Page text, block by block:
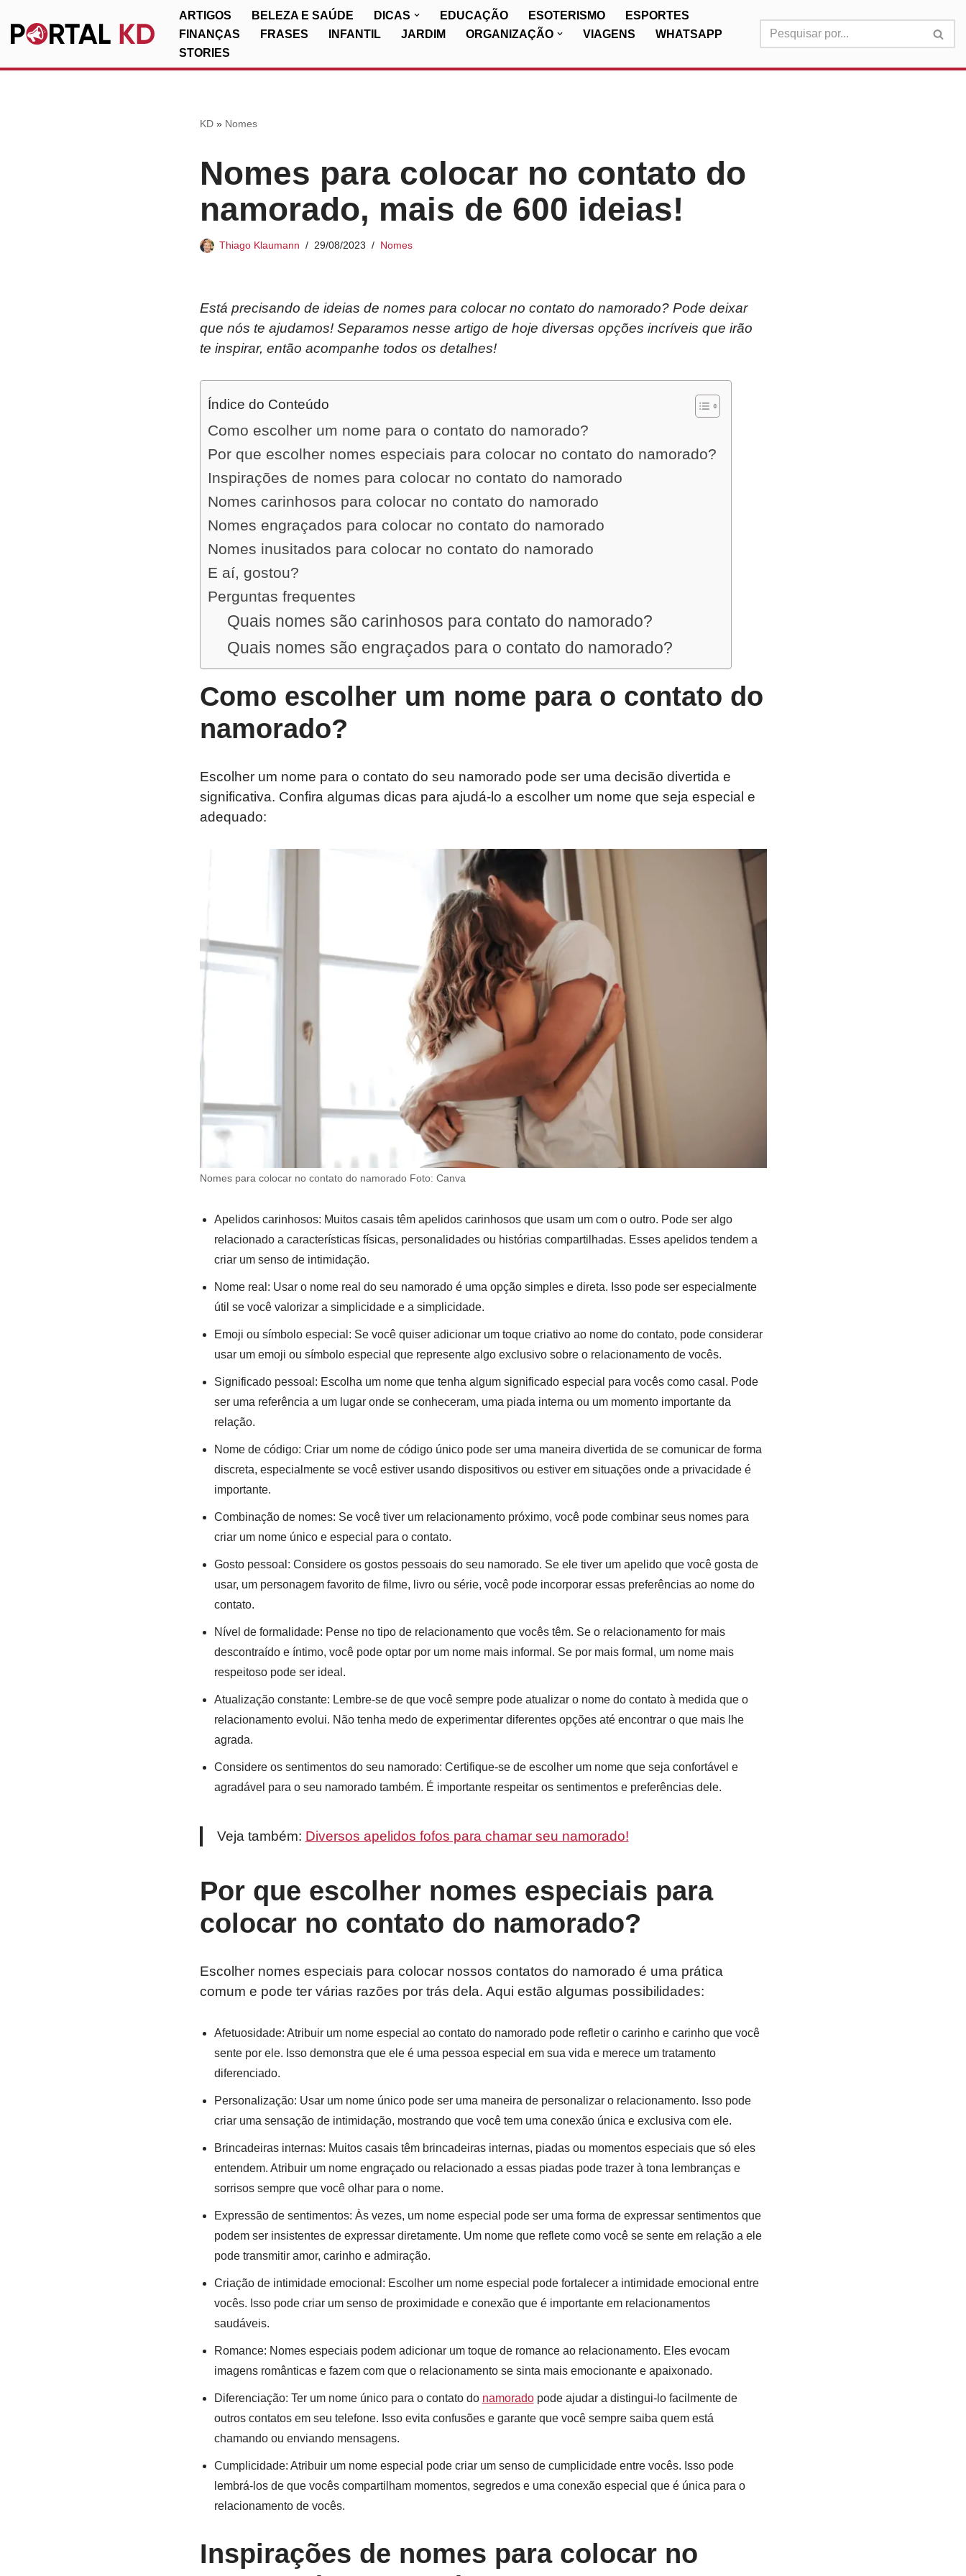
Pular
ARTIGOS BELEZA E SAÚDE DICAS EDUCAÇÃO ESOTERISMO
ESPORTES
FINANÇAS
FRASES INFANTIL JARDIM ORGANIZAÇÃO VIAGENS
WHATSAPP
STORIES
KD» Nomes
Nomes para colocar no contato do
namorado, mais de 600 ideias!
Thiago Klaumann 29/08/2023 Nomes
Está precisando de ideias de nomes para colocar no contato do namorado? Pode deixar
que nós te ajudamos! Separamos nesse artigo de hoje diversas opções incríveis que irão
te inspirar, então acompanhe todos os detalhes!
Índice do Conteúdo
Como escolher um nome para o contato do namorado?
Por que escolher nomes especiais para colocar no contato do namorado?
Inspirações de nomes para colocar no contato do namorado
Nomes carinhosos para colocar no contato do namorado
Nomes engraçados para colocar no contato do namorado
Nomes inusitados para colocar no contato do namorado
E aí, gostou?
Perguntas frequentes
Quais nomes são carinhosos para contato do namorado?
Quais nomes são engraçados para o contato do namorado?
Como escolher um nome para o contato do
namorado?
Escolher um nome para o contato do seu namorado pode ser uma decisão divertida e
significativa. Confira algumas dicas para ajudá-lo a escolher um nome que seja especial e
adequado:
Nomes para colocar no contato do namorado Foto: Canva
Apelidos carinhosos: Muitos casais têm apelidos carinhosos que usam um com o outro. Pode ser algo
relacionado a características físicas, personalidades ou histórias compartilhadas. Esses apelidos tendem a
criar um senso de intimidação.
Nome real: Usar o nome real do seu namorado é uma opção simples e direta. Isso pode ser especialmente
útil se você valorizar a simplicidade e a simplicidade.
Emoji ou símbolo especial: Se você quiser adicionar um toque criativo ao nome do contato, pode considerar
usar um emoji ou símbolo especial que represente algo exclusivo sobre o relacionamento de vocês.
Significado pessoal: Escolha um nome que tenha algum significado especial para vocês como casal. Pode
ser uma referência a um lugar onde se conheceram, uma piada interna ou um momento importante da
relação.
Nome de código: Criar um nome de código único pode ser uma maneira divertida de se comunicar de forma
discreta, especialmente se você estiver usando dispositivos ou estiver em situações onde a privacidade é
importante.
Combinação de nomes: Se você tiver um relacionamento próximo, você pode combinar seus nomes para
criar um nome único e especial para o contato.
Gosto pessoal: Considere os gostos pessoais do seu namorado. Se ele tiver um apelido que você gosta de
usar, um personagem favorito de filme, livro ou série, você pode incorporar essas preferências ao nome do
contato.
Nível de formalidade: Pense no tipo de relacionamento que vocês têm. Se o relacionamento for mais
descontraído e íntimo, você pode optar por um nome mais informal. Se por mais formal, um nome mais
respeitoso pode ser ideal.
Atualização constante: Lembre-se de que você sempre pode atualizar o nome do contato à medida que o
relacionamento evolui. Não tenha medo de experimentar diferentes opções até encontrar o que mais lhe
agrada.
Considere os sentimentos do seu namorado: Certifique-se de escolher um nome que seja confortável e
agradável para o seu namorado também. É importante respeitar os sentimentos e preferências dele.
Veja também: Diversos apelidos fofos para chamar seu namorado!
Por que escolher nomes especiais para
colocar no contato do namorado?
Escolher nomes especiais para colocar nossos contatos do namorado é uma prática
comum e pode ter várias razões por trás dela. Aqui estão algumas possibilidades:
Afetuosidade: Atribuir um nome especial ao contato do namorado pode refletir o carinho e carinho que você
sente por ele. Isso demonstra que ele é uma pessoa especial em sua vida e merece um tratamento
diferenciado.
Personalização: Usar um nome único pode ser uma maneira de personalizar o relacionamento. Isso pode
criar uma sensação de intimidação, mostrando que você tem uma conexão única e exclusiva com ele.
Brincadeiras internas: Muitos casais têm brincadeiras internas, piadas ou momentos especiais que só eles
entendem. Atribuir um nome engraçado ou relacionado a essas piadas pode trazer à tona lembranças e
sorrisos sempre que você olhar para o nome.
Expressão de sentimentos: Às vezes, um nome especial pode ser uma forma de expressar sentimentos que
podem ser insistentes de expressar diretamente. Um nome que reflete como você se sente em relação a ele
pode transmitir amor, carinho e admiração.
Criação de intimidade emocional: Escolher um nome especial pode fortalecer a intimidade emocional entre
vocês. Isso pode criar um senso de proximidade e conexão que é importante em relacionamentos
saudáveis.
Romance: Nomes especiais podem adicionar um toque de romance ao relacionamento. Eles evocam
imagens românticas e fazem com que o relacionamento se sinta mais emocionante e apaixonado.
Diferenciação: Ter um nome único para o contato do namoradopode ajudar a distingui-lo facilmente de
outros contatos em seu telefone. Isso evita confusões e garante que você sempre saiba quem está
chamando ou enviando mensagens.
Cumplicidade: Atribuir um nome especial pode criar um senso de cumplicidade entre vocês. Isso pode
lembrá-los de que vocês compartilham momentos, segredos e uma conexão especial que é única para o
relacionamento de vocês.
Inspirações de nomes para colocar no